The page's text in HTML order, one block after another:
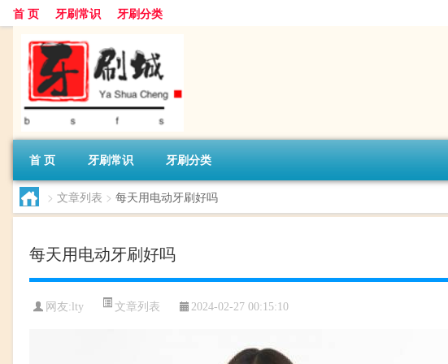
首 页 牙刷常识 牙刷分类
首 页 牙刷常识 牙刷分类
> 文章列表 > 每天用电动牙刷好吗
每天用电动牙刷好吗
网友: lty 文章列表 2024-02-27 00:15:10